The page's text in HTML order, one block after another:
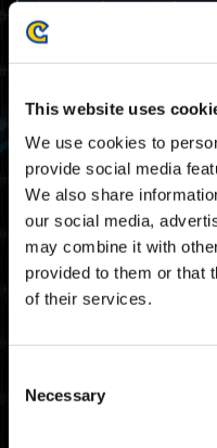
This website uses
We use cookies to
provide social media
We also share
our social media,
may combine it with
provided to them or that
of their services.
Selection
Necessary
試煉 21 開放期限
29/12 2023 03:00
12/28 2023 19:00
PST
* 活動期間將從原訂
地圖
時空裂隙
獎勵
排名獎項